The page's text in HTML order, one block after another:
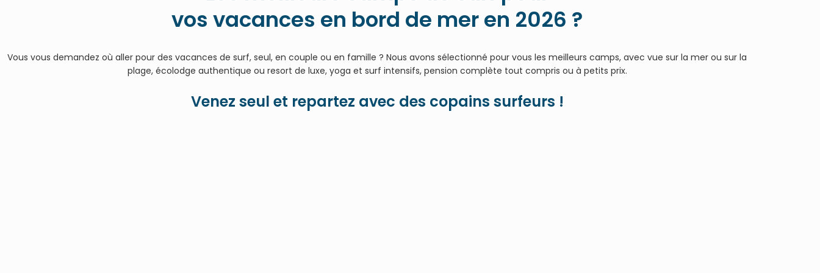
vos vacances en bord de mer en 2026 ?
Vous vous demandez où aller pour des vacances de surf, seul, en couple ou en famille ? Nous avons sélectionné pour vous les meilleurs camps, avec vue sur la mer ou sur la
plage, écolodge authentique ou resort de luxe, yoga et surf intensifs, pension complète tout compris ou à petits prix.
Venez seul et repartez avec des copains surfeurs !